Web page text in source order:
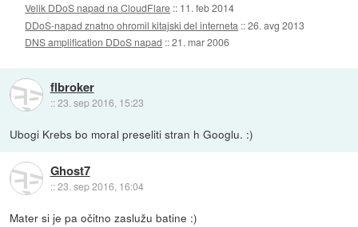
Velik DDoS napad na CloudFlare :: 11. feb 2014
DDoS-napad znatno ohromil kitajski del interneta ::26. avg 2013
DNS amplification DDoS napad ::21. mar 2006
flbroker
::23. sep 2016, 15:23
Ubogi Krebs bo moral preseliti stran h Googlu. :)
Ghost7
::23. sep 2016, 16:04
Mater si je pa očitno zaslužu batine :)